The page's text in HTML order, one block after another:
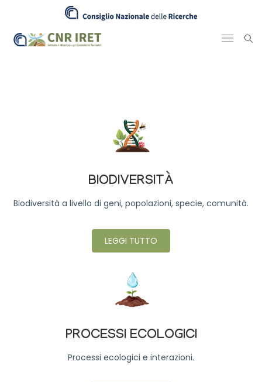
BIODIVERSITÀ
Biodiversità a livello di geni, popolazioni, specie, comunità.
LEGGI TUTTO
PROCESSI ECOLOGICI
Processi ecologici e interazioni.